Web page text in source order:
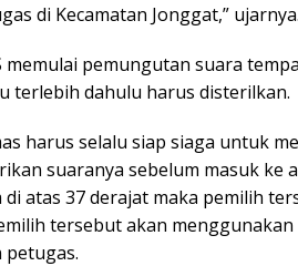
di Kecamatan Jonggat,” ujarnya.
memulai pemungutan suara
terlebih dahulu harus disterilkan.
harus selalu siap siaga untuk
suaranya sebelum masuk ke
atas 37 derajat maka pemilih
tersebut akan menggunakan
petugas.